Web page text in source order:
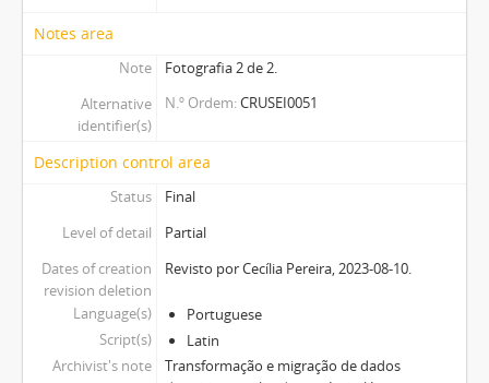
Notes area
Note
Fotografia 2 de 2.
Alternative
identifier(s)
N.º Ordem CRUSEI0051
Description control area
Status
Final
Level of detail
Partial
Dates of creation
revision deletion
Revisto por Cecília Pereira, 2023-08-10.
Language(s)
Portuguese
Script(s)
Latin
Archivist's note
Transformação e migração de dados